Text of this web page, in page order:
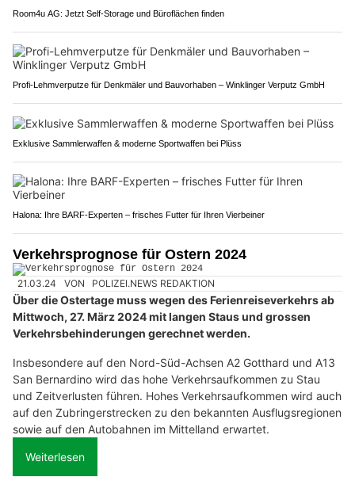
Room4u AG: Jetzt Self-Storage und Büroflächen finden
Profi-Lehmverputze für Denkmäler und Bauvorhaben – Winklinger Verputz GmbH
Exklusive Sammlerwaffen & moderne Sportwaffen bei Plüss
Halona: Ihre BARF-Experten – frisches Futter für Ihren Vierbeiner
Verkehrsprognose für Ostern 2024
21.03.24 VON POLIZEI.NEWS REDAKTION
Über die Ostertage muss wegen des Ferienreiseverkehrs ab
Mittwoch, 27. März 2024 mit langen Staus und grossen
Verkehrsbehinderungen gerechnet werden.
Insbesondere auf den Nord-Süd-Achsen A2 Gotthard und A13
San Bernardino wird das hohe Verkehrsaufkommen zu Stau
und Zeitverlusten führen. Hohes Verkehrsaufkommen wird auch
auf den Zubringerstrecken zu den bekannten Ausflugsregionen
sowie auf den Autobahnen im Mittelland erwartet.
Weiterlesen